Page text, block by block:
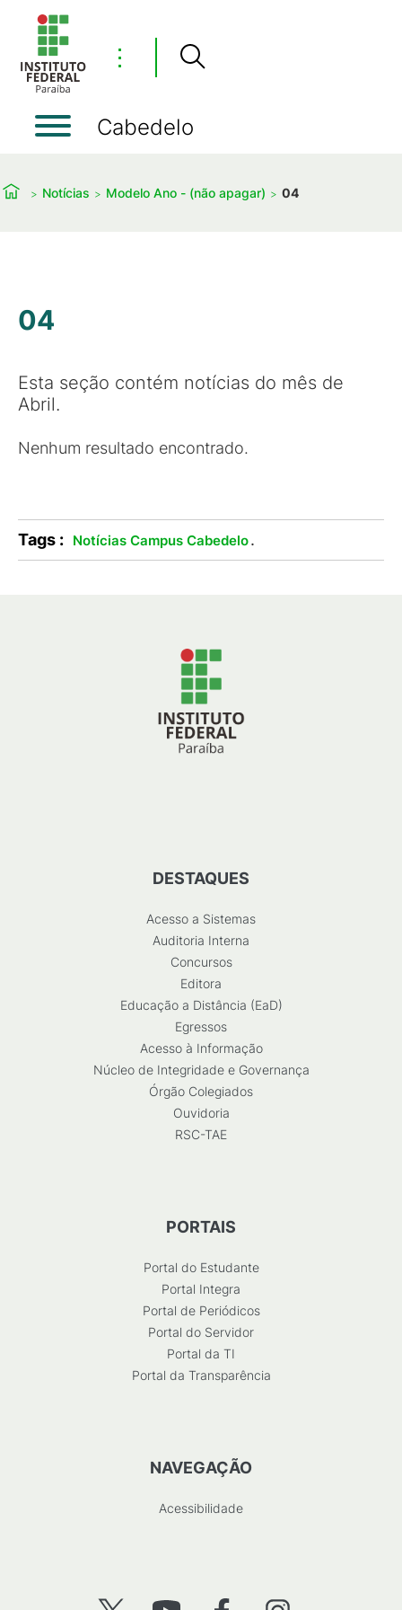
⋮
Cabedelo
Notícias Modelo Ano - (não apagar) 04
04
Esta seção contém notícias do mês de
Abril.
Nenhum resultado encontrado.
Tags : Notícias Campus Cabedelo.
DESTAQUES
Acesso a Sistemas
Auditoria Interna
Concursos
Editora
Educação a Distância (EaD)
Egressos
Acesso à Informação
Núcleo de Integridade e Governança
Órgão Colegiados
Ouvidoria
RSC-TAE
PORTAIS
Portal do Estudante
Portal Integra
Portal de Periódicos
Portal do Servidor
Portal da TI
Portal da Transparência
NAVEGAÇÃO
Acessibilidade